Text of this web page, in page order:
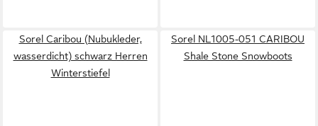
Sorel Caribou (Nubukleder,
wasserdicht) schwarz Herren
Winterstiefel
Sorel NL1005-051 CARIBOU
Shale Stone Snowboots